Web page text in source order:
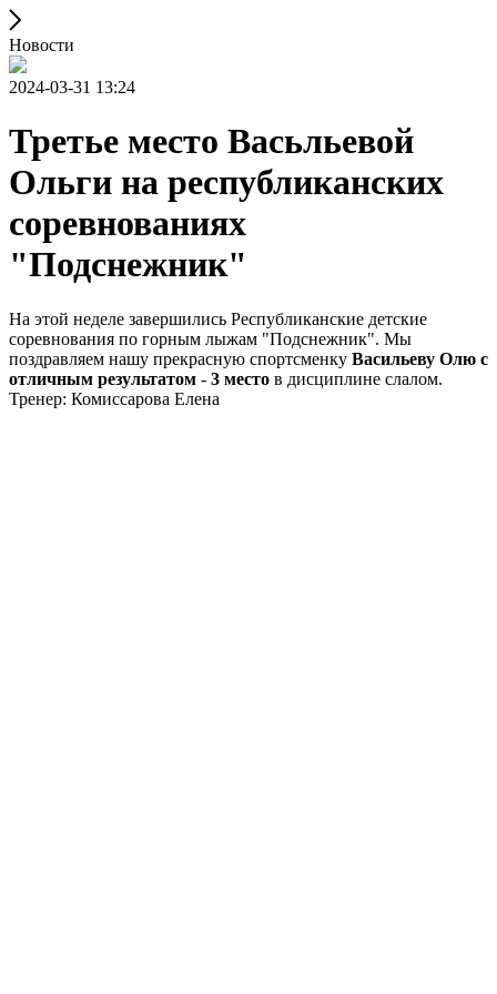
Новости
2024-03-31 13:24
Третье место Васьльевой
Ольги на республиканских
соревнованиях
"Подснежник"
На этой неделе завершились Республиканские детские
соревнования по горным лыжам "Подснежник". Мы
поздравляем нашу прекрасную спортсменку Васильеву Олю с
отличным результатом - 3 место в дисциплине слалом.
Тренер: Комиссарова Елена